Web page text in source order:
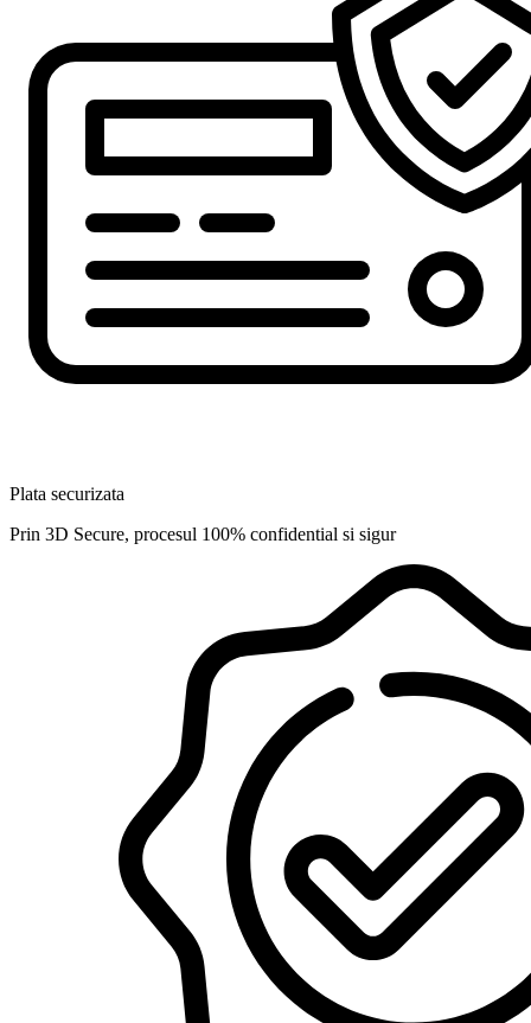
Plata securizata
Prin 3D Secure, procesul 100% confidential si sigur